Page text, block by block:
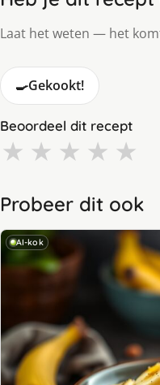
Laat het weten — het
🍳Gekookt!
Beoordeel dit recept
★ ★ ★ ★ ★
Probeer dit ook
AI-kok